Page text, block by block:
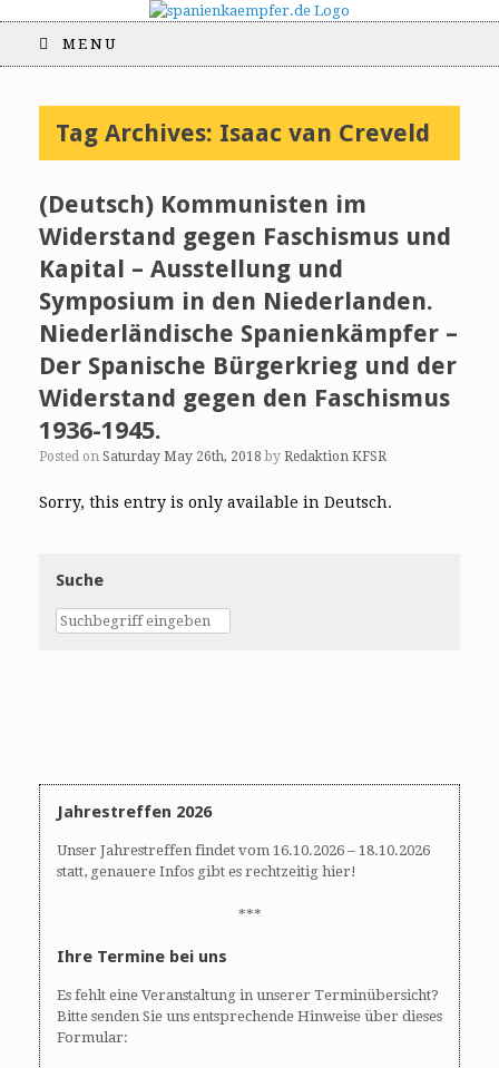
MENU
Tag Archives: Isaac van Creveld
(Deutsch) Kommunisten im
Widerstand gegen Faschismus und
Kapital – Ausstellung und
Symposium in den Niederlanden.
Niederländische Spanienkämpfer –
Der Spanische Bürgerkrieg und der
Widerstand gegen den Faschismus
1936-1945.
Posted on Saturday May 26th, 2018 by Redaktion KFSR
Sorry, this entry is only available in Deutsch.
Suche
Jahrestreffen 2026
Unser Jahrestreffen findet vom 16.10.2026 – 18.10.2026
statt, genauere Infos gibt es rechtzeitig hier!
***
Ihre Termine bei uns
Es fehlt eine Veranstaltung in unserer Terminübersicht?
Bitte senden Sie uns entsprechende Hinweise über dieses
Formular: